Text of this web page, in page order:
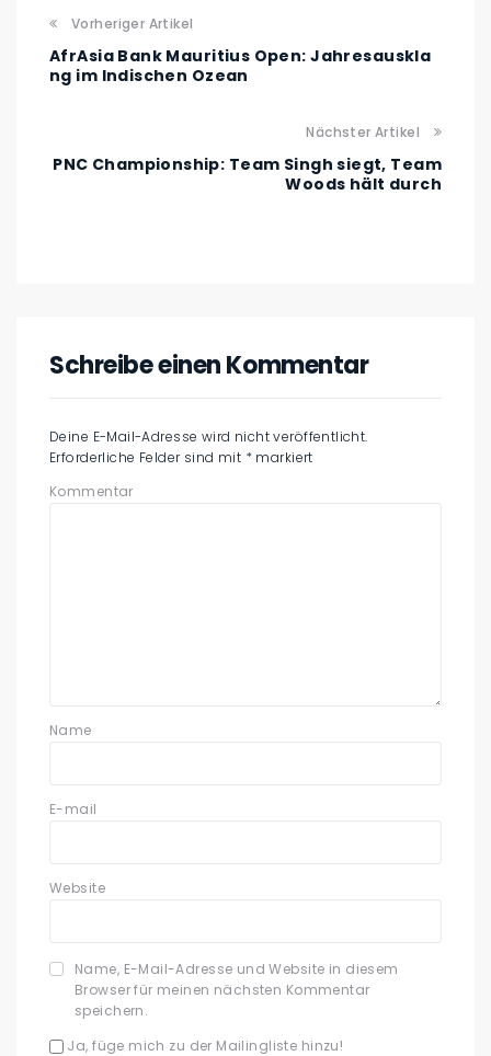
Vorheriger Artikel
AfrAsia Bank Mauritius Open: Jahresauskla
ng im Indischen Ozean
Nächster Artikel
PNC Championship: Team Singh siegt, Team
Woods hält durch
Schreibe einen Kommentar
Deine E-Mail-Adresse wird nicht veröffentlicht.
Erforderliche Felder sind mit * markiert
Kommentar
Name
E-mail
Website
Name, E-Mail-Adresse und Website in diesem
Browser für meinen nächsten Kommentar
speichern.
Ja, füge mich zu der Mailingliste hinzu!